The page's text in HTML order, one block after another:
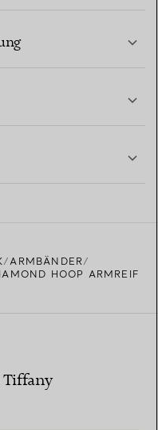
ARMBÄNDER
HOOP ARMREIF
Tiffany